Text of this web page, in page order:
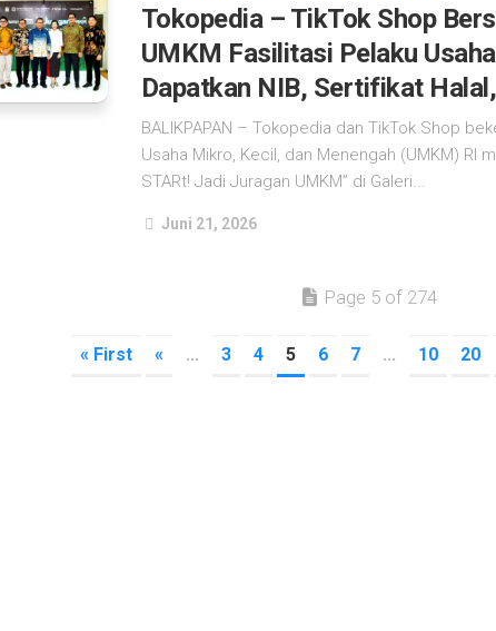
Tokopedia – TikTok Shop
UMKM Fasilitasi Pelaku
Dapatkan NIB, Sertifikat
BALIKPAPAN – Tokopedia dan TikTok Shop
Usaha Mikro, Kecil, dan Menengah (UMKM) RI
STARt! Jadi Juragan UMKM” di Galeri...
Juni 21, 2026
Page 5 of 274
« First « ... 3 4 5 6 7 ... 10 20